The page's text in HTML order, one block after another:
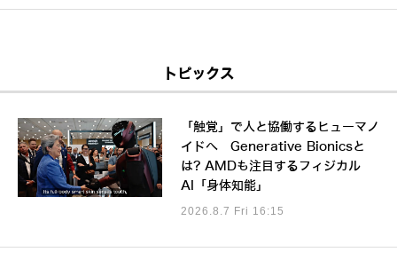
トピックス
「触覚」で人と協働するヒューマノ
イドへ Generative Bionicsと
は? AMDも注目するフィジカル
AI「身体知能」
2026.8.7 Fri 16:15